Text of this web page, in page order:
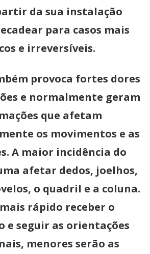
da sua instalação
para casos mais
e irreversíveis.
provoca fortes dores
e normalmente geram
que afetam
os movimentos e as
A maior incidência do
afetar dedos, joelhos,
o quadril e a coluna.
rápido receber o
e seguir as orientações
menores serão as